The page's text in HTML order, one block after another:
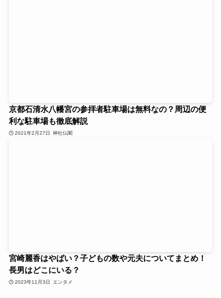
京都石清水八幡宮の参拝者駐車場は無料なの？周辺の便
利な駐車場も徹底解説
2021年2月27日 神社仏閣
宮崎麗香はやばい？子どもの数や元夫についてまとめ！
長男はどこにいる？
2023年11月3日 エンタメ